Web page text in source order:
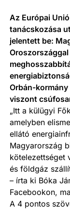
Az Európai
tanácskozása
jelentett be:
Orbán-
viszont
„Itt a külügyi
amelyben
ellátó
Magyarország
kötelezettséget
és földgáz
– írta ki Bóka
Facebookon,
A 4 pontos